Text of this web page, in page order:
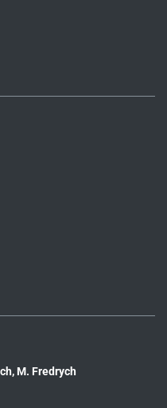
M. Fredrych